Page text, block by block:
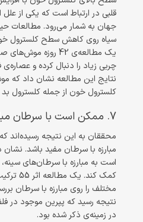
قلبی در ارتباط است که یکی از
جهان به شمار می‌رود. مطالعات
سیاه روی کاهش سطح کلسترول
یک مطالعه‌ی 42 روزه
چربی زیاد را دنبال کرده و
نتایج این مطالعه نشان داد
کلسترول خون از جمله کلسترول بد
7. ممکن است با سرطان مبارزه ‌کند
محققان به این نتیجه رسیده‌اند
مبارزه با سرطان مفید باشد.
است به مبارزه با سرطان‌های
کمک کند.
مختلف را روی مبارزه با سرطان
نتیجه رسید که پپرین موجود در
در زمینه‌ی ذکر شده بود.